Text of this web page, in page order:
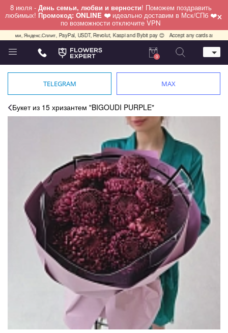
8 июля - День семьи, любви и верности! Поможем поздравить
любимых! Промокод: ONLINE ❤️ идеально доставим в Мск/СПб ❤️
по возможности отключите VPN ×
Яндекс.Сплит, PayPal, USDT, Revolut, Kaspi and Bybit pay 😊 Accept any cards any
Телефон
+7 (812) 425 36 05
Санкт-Петербург,
работаем круглосуточно
0
TELEGRAM MAX
Букет из 15 хризантем "BIGOUDI PURPLE"